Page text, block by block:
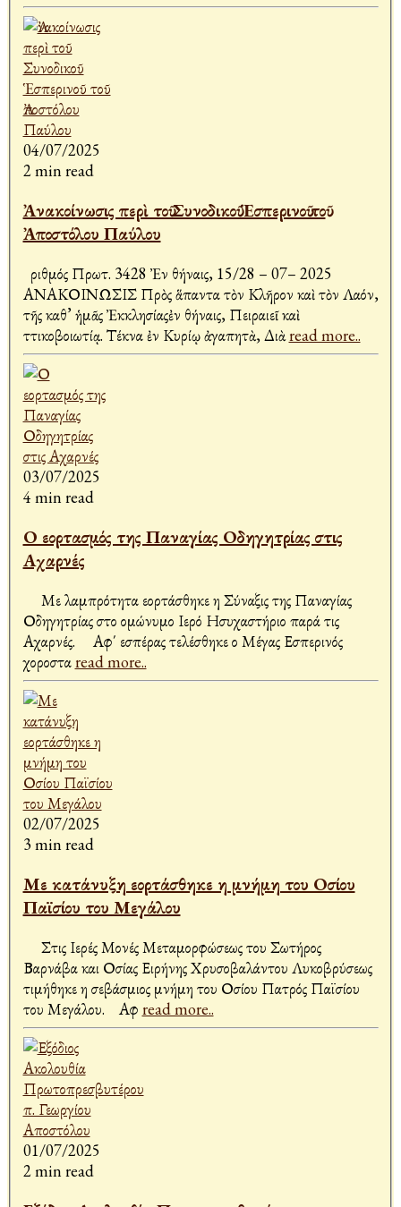
04/07/2025
2 min read
Ἀνακοίνωσις περὶ τοῦ Συνοδικοῦ Ἑσπερινοῦ τοῦ
Ἀποστόλου Παύλου
Ἀριθμός Πρωτ. 3428 Ἐν Ἀθήναις, 15/28 – 07– 2025
ΑΝΑΚΟΙΝΩΣΙΣ Πρὸς ἅπαντα τὸν Κλῆρον καὶ τὸν Λαόν,
τῆς καθ’ ἡμᾶς Ἐκκλησίαςἐν Ἀθήναις, Πειραιεῖ καὶ
Ἀττικοβοιωτίᾳ. Τέκνα ἐν Κυρίῳ ἀγαπητὰ, Διὰread more..
03/07/2025
4 min read
Ο εορτασμός της Παναγίας Οδηγητρίας στις
Αχαρνές
Με λαμπρότητα εορτάσθηκε η Σύναξις της Παναγίας
Οδηγητρίας στο ομώνυμο Ιερό Ησυχαστήριο παρά τις
Αχαρνές. Αφ΄ εσπέρας τελέσθηκε ο Μέγας Εσπερινός
χοροσταread more..
02/07/2025
3 min read
Με κατάνυξη εορτάσθηκε η μνήμη του Οσίου
Παϊσίου του Μεγάλου
Στις Ιερές Μονές Μεταμορφώσεως του Σωτήρος
Βαρνάβα και Οσίας Ειρήνης Χρυσοβαλάντου Λυκοβρύσεως
τιμήθηκε η σεβάσμιος μνήμη του Οσίου Πατρός Παϊσίου
του Μεγάλου. Αφ read more..
01/07/2025
2 min read